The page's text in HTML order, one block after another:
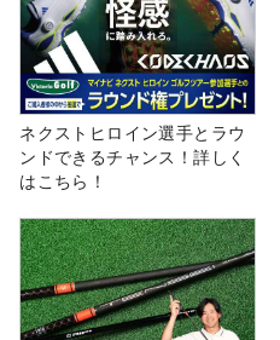
ネクストヒロイン選手とラウ
ンドできるチャンス！詳しく
はこちら！